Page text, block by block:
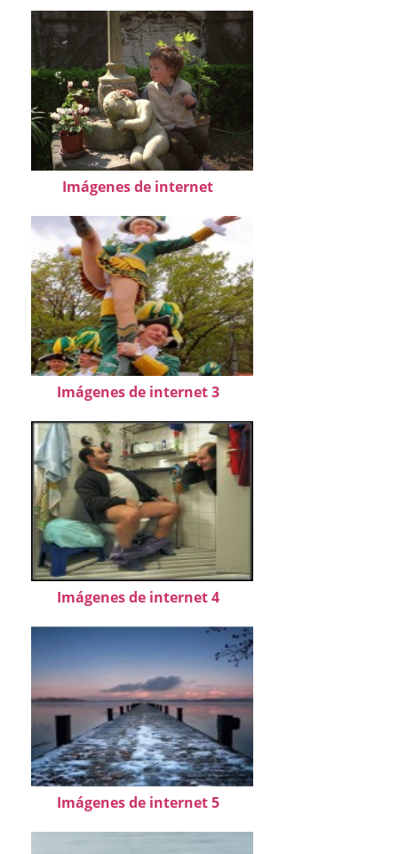
Imágenes de internet
Imágenes de internet 3
Imágenes de internet 4
Imágenes de internet 5